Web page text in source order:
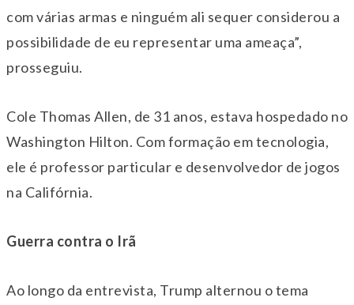
com várias armas e ninguém ali sequer considerou a
possibilidade de eu representar uma ameaça”,
prosseguiu.
Cole Thomas Allen, de 31 anos, estava hospedado no
Washington Hilton. Com formação em tecnologia,
ele é professor particular e desenvolvedor de jogos
na Califórnia.
Guerra contra o Irã
Ao longo da entrevista, Trump alternou o tema